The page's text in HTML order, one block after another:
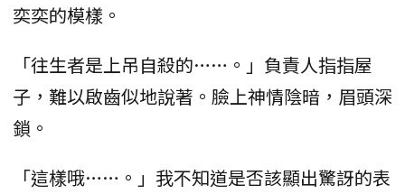
奕奕的模樣。
「往生者是上吊自殺的……。」負責人指指屋
子，難以啟齒似地說著。臉上神情陰暗，眉頭深
鎖。
「這樣哦……。」我不知道是否該顯出驚訝的表